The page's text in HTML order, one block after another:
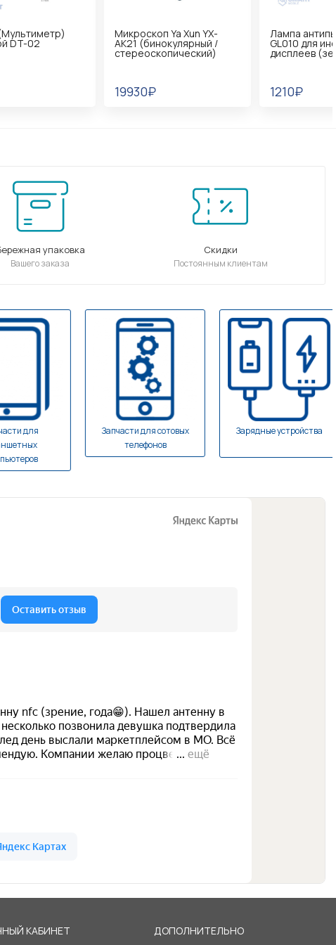
Микроскоп Ya Xun YX-
AK21 (бинокулярный /
стереоскопический)
Лампа антипылевая
GL010 для инспекции
дисплеев (зеленый)
упаковка
Вашего заказа
Скидки
Постоянным клиентам
для
Запчасти для сотовых
телефонов
Зарядные устройства
КАБИНЕТ ДОПОЛНИТЕЛЬНО